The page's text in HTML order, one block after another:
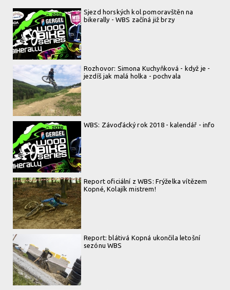
Sjezd horských kol pomoravštěn na
bikerally - WBS začíná již brzy
Rozhovor: Simona Kuchyňková - když je -
jezdíš jak malá holka - pochvala
WBS: Závoďácký rok 2018 - kalendář - info
Report oficiální z WBS: Frýželka vítězem
Kopné, Kolajík mistrem!
Report: blátivá Kopná ukončila letošní
sezónu WBS